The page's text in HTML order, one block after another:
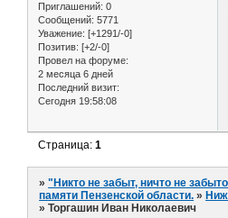
Приглашений: 0
Сообщений: 5771
Уважение: [+1291/-0]
Позитив: [+2/-0]
Провел на форуме:
2 месяца 6 дней
Последний визит:
Сегодня 19:58:08
Страница:1
»"Никто не забыт, ничто не
памяти Пензенской области. »
»Торгашин Иван Николаевич